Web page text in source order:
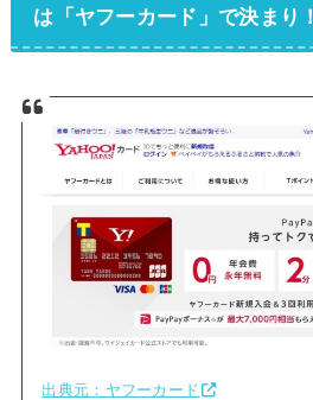
は「ヤフーカード」で決まり！
出典元：ヤフーカード